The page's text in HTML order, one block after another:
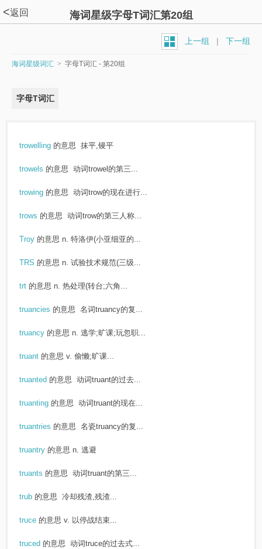
海词星级字母T词汇第20组
<返回
上一组 | 下一组
海词星级词汇 > 字母T词汇 - 第20组
字母T词汇
trowelling 的意思 抹平,镘平
trowels 的意思 动词trowel的第三...
trowing 的意思 动词trow的现在进行...
trows 的意思 动词trow的第三人称...
Troy 的意思 n. 特洛伊(小亚细亚的...
TRS 的意思 n. 试验技术规范(三级...
trt 的意思 n. 热处理(转台;六角...
truancies 的意思 名词truancy的复...
truancy 的意思 n. 逃学;旷课;玩忽职...
truant 的意思 v. 偷懒;旷课...
truanted 的意思 动词truant的过去...
truanting 的意思 动词truant的现在...
truantries 的意思 名瓷truancy的复...
truantry 的意思 n. 逃避
truants 的意思 动词truant的第三...
trub 的意思 冷却残渣,残渣...
truce 的意思 v. 以停战结束...
truced 的意思 动词truce的过去式...